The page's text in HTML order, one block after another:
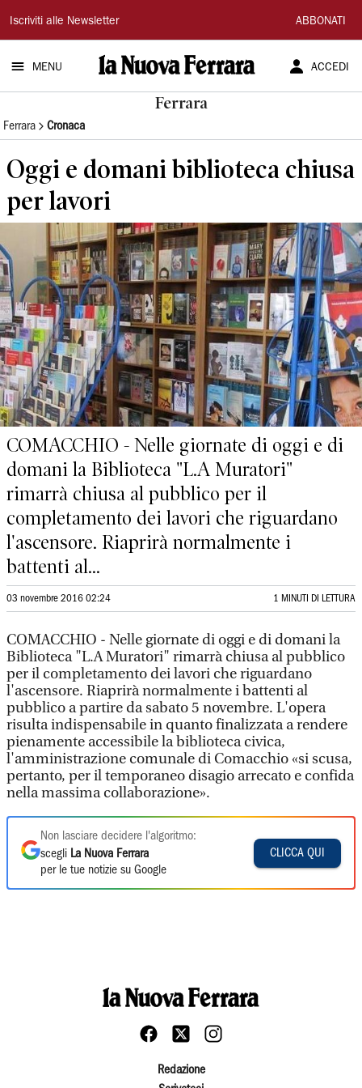
La
Nuova
Ferrara
Iscriviti alle Newsletter ABBONATI
MENU ACCEDI
Ferrara
Ferrara Cronaca
Oggi e domani biblioteca chiusa
per lavori
COMACCHIO - Nelle giornate di oggi e di
domani la Biblioteca "L.A Muratori"
rimarrà chiusa al pubblico per il
completamento dei lavori che riguardano
l'ascensore. Riaprirà normalmente i
battenti al...
03 novembre 2016 02:24 1 MINUTI DI LETTURA
COMACCHIO - Nelle giornate di oggi e di domani la
Biblioteca "L.A Muratori" rimarrà chiusa al pubblico
per il completamento dei lavori che riguardano
l'ascensore. Riaprirà normalmente i battenti al
pubblico a partire da sabato 5 novembre. L'opera
risulta indispensabile in quanto finalizzata a rendere
pienamente accessibile la biblioteca civica,
l'amministrazione comunale di Comacchio «si scusa,
pertanto, per il temporaneo disagio arrecato e confida
nella massima collaborazione».
Non lasciare decidere l'algoritmo:
scegli La Nuova Ferrara
per le tue notizie su Google
CLICCA QUI
Redazione